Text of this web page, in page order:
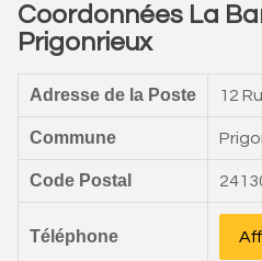
Coordonnées La
Prigonrieux
Adresse de la Poste 12
Commune
Code Postal
Téléphone